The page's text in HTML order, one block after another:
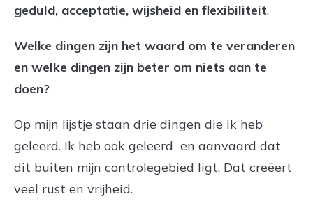
geduld, acceptatie, wijsheid en flexibiliteit.
Welke dingen zijn het waard om te veranderen
en welke dingen zijn beter om niets aan te
doen?
Op mijn lijstje staan drie dingen die ik heb
geleerd. Ik heb ook geleerd en aanvaard dat
dit buiten mijn controlegebied ligt. Dat creëert
veel rust en vrijheid.